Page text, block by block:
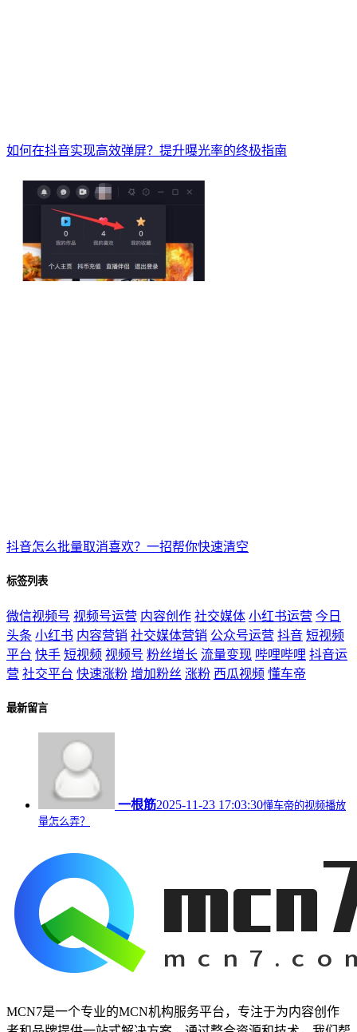
如何在抖音实现高效弹屏？提升曝光率的终极指南
抖音怎么批量取消喜欢？一招帮你快速清空
标签列表
微信视频号 视频号运营 内容创作 社交媒体 小红书运营 今日
头条 小红书 内容营销 社交媒体营销 公众号运营 抖音 短视频
平台 快手 短视频 视频号 粉丝增长 流量变现 哔哩哔哩 抖音运
营 社交平台 快速涨粉 增加粉丝 涨粉 西瓜视频 懂车帝
最新留言
一根筋2025-11-23 17:03:30懂车帝的视频播放
量怎么弄？
MCN7是一个专业的MCN机构服务平台，专注于为内容创作